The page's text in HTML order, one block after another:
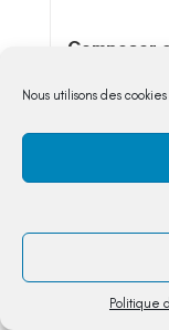
Nous utilisons des
Politique
Composer
Nombres et
3 séances
composer,
entiers en
milliers,